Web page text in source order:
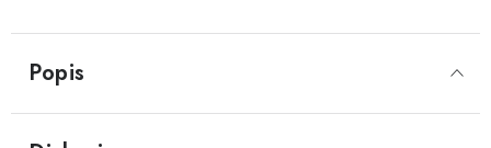
Popis